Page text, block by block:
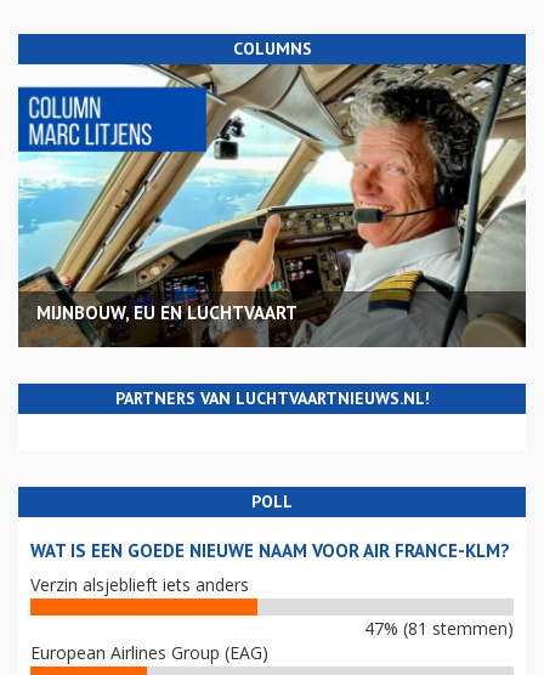
COLUMNS
MIJNBOUW, EU EN LUCHTVAART
PARTNERS VAN LUCHTVAARTNIEUWS.NL!
POLL
WAT IS EEN GOEDE NIEUWE NAAM VOOR AIR FRANCE-KLM?
Verzin alsjeblieft iets anders
47% (81 stemmen)
European Airlines Group (EAG)